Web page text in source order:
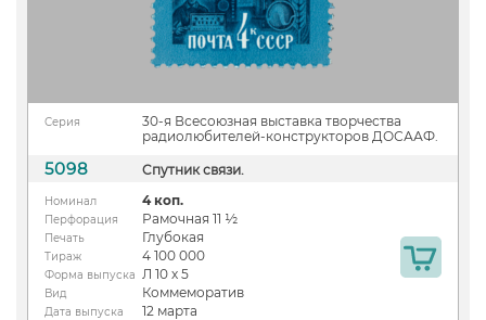
Серия
30-я Всесоюзная выставка творчества
радиолюбителей-конструкторов ДОСААФ.
5098 Cпутник связи.
Номинал 4 коп.
Перфорация Рамочная 11 ½
Печать Глубокая
Тираж 4 100 000
Форма выпуска Л 10 х 5
Вид Коммеморатив
Дата выпуска 12 марта